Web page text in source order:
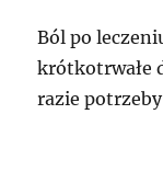
Ból po
krótkotrwałe
razie